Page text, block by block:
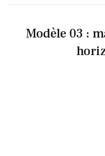
Modèle 03 :